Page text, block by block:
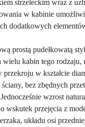
strzeleckim wraz z
w kabinie
dodatkowych
prostą pudełkowatą
wielu kabin tego rodzaju,
przekroju w kształcie
bez zbędnych
wzrost
wskutek przejęcia z
układu osi